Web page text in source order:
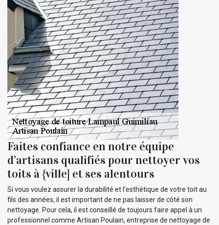
Faites confiance en notre équipe
d’artisans qualifiés pour nettoyer vos
toits à {ville] et ses alentours
Si vous voulez assurer la durabilité et l’esthétique de votre toit au
fils des années, il est important de ne pas laisser de côté son
nettoyage. Pour cela, il est conseillé de toujours faire appel à un
professionnel comme Artisan Poulain, entreprise de nettoyage de